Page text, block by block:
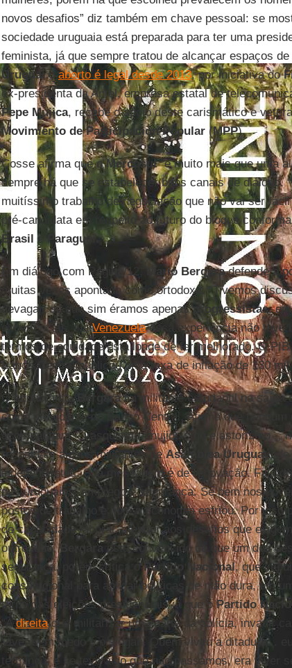
novos desafios” diz também em chave pessoal: se
sociedade uruguaia está preparada para ter uma
feminista, já que sempre tratou de alcançar espaços
Uruguaioaborto é legal desde 2013, por iniciativa do
ex-presidenta da Antel, empresa estatal de
Pepe Mujica, recebe o apoio deste carismático e
Movimiento de Participación Popular(MPP).
Cosse afirma que oMercosul“é muito mais que uma
sempre há que se estabelecer bons canais de diálogo.
muitíssimo trabalho de negociação que não vai ser
pré-candidata em respeito ao futuro do bloque
Brasil e Paraguai .
Em diálogo com Página/12, Mario Bergaradefende a
muitas vezes apontada como ortodoxa. “Tivemos
devagar, de que sim éramos apenasprogressistas,
experiências. NaVenezuelaessa experiência não teve
termos de equidade está longe de ter melhorado. O
Banco Central publicou uma taxa de inflação de 130 mil
O economistaBergarafoi militante estudantil na saída
como presidente do Banco Central. Afirma que
acompanham – vasquismo, mujiquismo e astorismo -,
respaldam alguns militantes deAsamblea Uruguay, de
independentes. Sua mensagem é de renovação. Fala
dos uruguaios: emprego e segurança. Se bem nos
postos de trabalho e hoje a economia esfriou. Por isso
de capacidade laboral, atender aos desafios que
outro lado,Bergara está convencido de que um dos
segurança, porém critica oPartido Nacional, que
constitucional para aplicar políticas de mão dura, em
turno das eleições presidenciais já que oPartido
“Adireitaque militarizar uma parte da polícia, invadir
Viver sem medo é o slogan. Quem viveu a ditadura...
terminou, e se teve algo que não passamos, era viver